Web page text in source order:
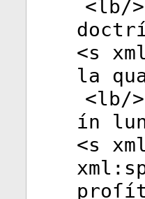
<lb/>
<s
la
<lb/>
ín
<s